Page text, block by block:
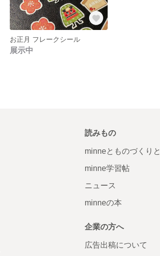
お正月 フレークシール
展示中
読みもの
minneとものづくりと
minne学習帖
ニュース
minneの本
企業の方へ
広告出稿について